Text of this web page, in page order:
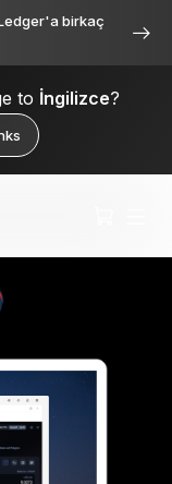
Ledger'a birkaç
to İngilizce?